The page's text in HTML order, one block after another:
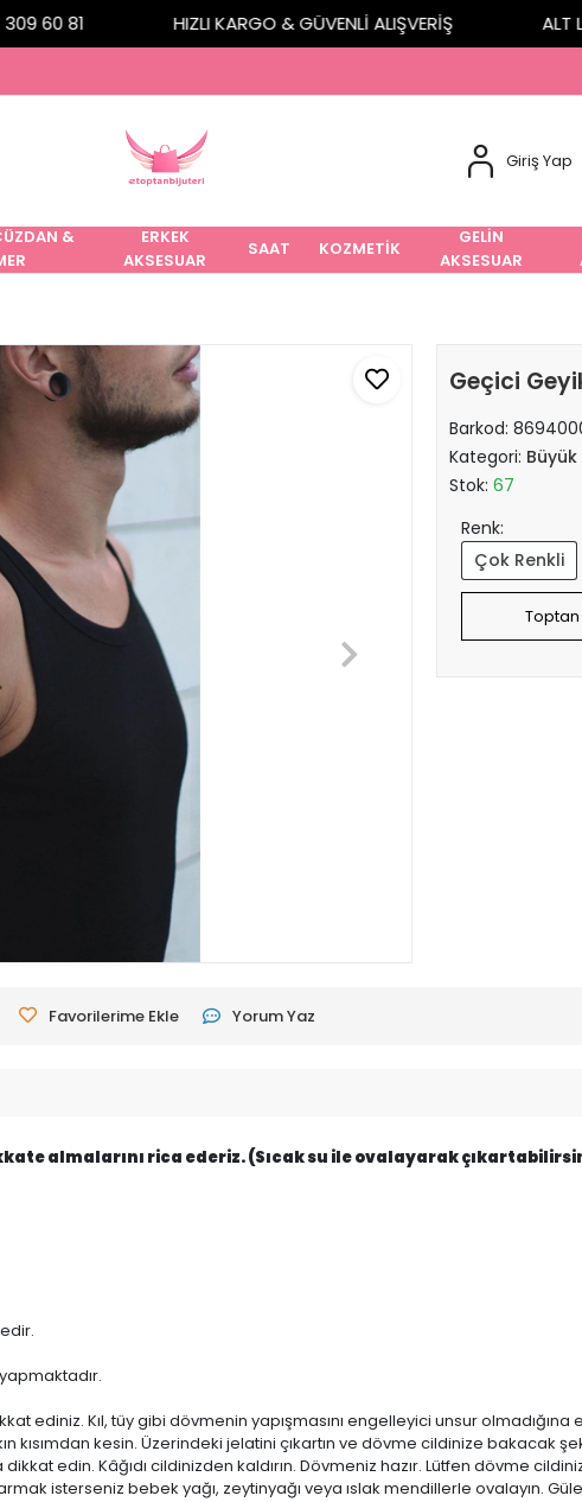
60 81 HIZLI KARGO & GÜVENLİ ALIŞVERİŞ ALT
Giriş Yap
&
ERKEK
AKSESUAR
SAAT KOZMETİK
GELİN
AKSESUAR
Geçici
Barkod:
Kategori: Büyük
Stok:67
Renk:
Çok Renkli
Toptan
Favorilerime Ekle Yorum Yaz
almalarını rica ederiz. (Sıcak su ile ovalayarak
ediniz. Kıl, tüy gibi dövmenin yapışmasını engelleyici unsur
kesin. Üzerindeki jelatini çıkartın ve dövme cildinize bakacak
edin. Kâğıdı cildinizden kaldırın. Dövmeniz hazır. Lütfen dövme
isterseniz bebek yağı, zeytinyağı veya ıslak mendillerle ovalayın. Güle